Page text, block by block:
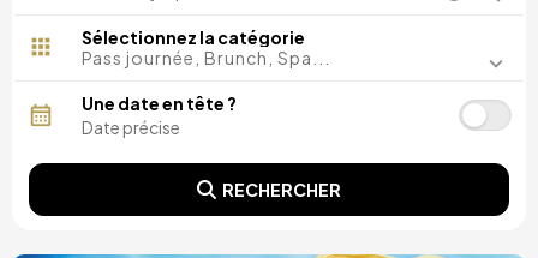
Malaga, Espagne
Costa del Sol, Espagne
Tarragone, Espagne
Tenerife, Espagne
Alicante, Espagne
Séville, Espagne
Pontevedra, Espagne
Sélectionnez la catégorie
Pass journée, Brunch, Spa...
Une date en tête ?
RECHERCHER